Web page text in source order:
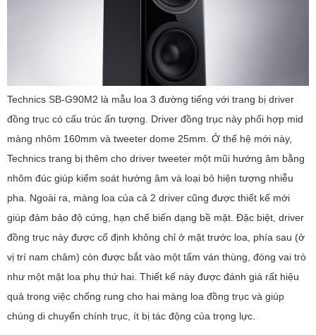
Technics SB-G90M2 là mẫu loa 3 đường tiếng với trang bị driver
đồng trục có cấu trúc ấn tượng. Driver đồng trục này phối hợp mid
màng nhôm 160mm và tweeter dome 25mm. Ở thế hệ mới này,
Technics trang bị thêm cho driver tweeter một mũi hướng âm bằng
nhôm đúc giúp kiểm soát hướng âm và loại bỏ hiện tượng nhiễu
pha. Ngoài ra, màng loa của cả 2 driver cũng được thiết kế mới
giúp đảm bảo độ cứng, hạn chế biến dạng bề mặt. Đặc biệt, driver
đồng trục này được cố định không chỉ ở mặt trước loa, phía sau (ở
vị trí nam châm) còn được bắt vào một tấm ván thùng, đóng vai trò
như một mặt loa phụ thứ hai. Thiết kế này được đánh giá rất hiệu
quả trong việc chống rung cho hai màng loa đồng trục và giúp
chúng di chuyển chính trục, ít bị tác động của trọng lực.